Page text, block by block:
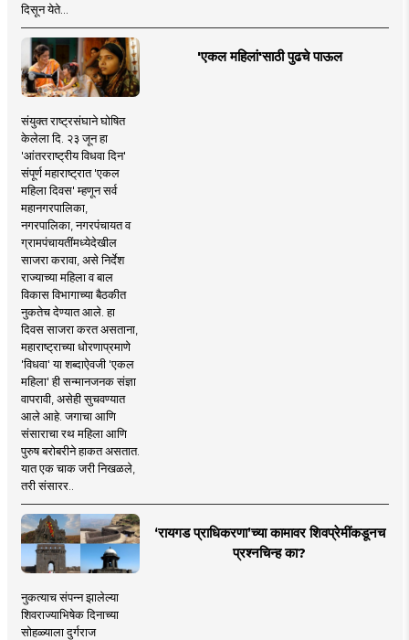
दिसून येते...
'एकल महिलां'साठी पुढचे पाऊल
संयुक्त राष्ट्रसंघाने घोषित
केलेला दि. २३ जून हा
'आंतरराष्ट्रीय विधवा दिन'
संपूर्ण महाराष्ट्रात 'एकल
महिला दिवस' म्हणून सर्व
महानगरपालिका,
नगरपालिका, नगरपंचायत व
ग्रामपंचायतींमध्येदेखील
साजरा करावा, असे निर्देश
राज्याच्या महिला व बाल
विकास विभागाच्या बैठकीत
नुकतेच देण्यात आले. हा
दिवस साजरा करत असताना,
महाराष्ट्राच्या धोरणाप्रमाणे
'विधवा' या शब्दाऐवजी 'एकल
महिला' ही सन्मानजनक संज्ञा
वापरावी, असेही सुचवण्यात
आले आहे. जगाचा आणि
संसाराचा रथ महिला आणि
पुरुष बरोबरीने हाकत असतात.
यात एक चाक जरी निखळले,
तरी संसारर..
‘रायगड प्राधिकरणा’च्या कामावर शिवप्रेमींकडूनच
प्रश्नचिन्ह का?
नुकत्याच संपन्न झालेल्या
शिवराज्याभिषेक दिनाच्या
सोहळ्याला दुर्गराज